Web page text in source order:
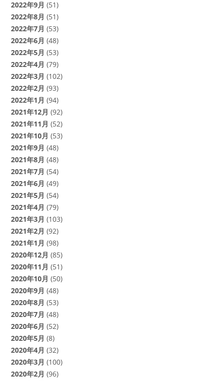
2022年9月 (51)
2022年8月 (51)
2022年7月 (53)
2022年6月 (48)
2022年5月 (53)
2022年4月 (79)
2022年3月 (102)
2022年2月 (93)
2022年1月 (94)
2021年12月 (92)
2021年11月 (52)
2021年10月 (53)
2021年9月 (48)
2021年8月 (48)
2021年7月 (54)
2021年6月 (49)
2021年5月 (54)
2021年4月 (79)
2021年3月 (103)
2021年2月 (92)
2021年1月 (98)
2020年12月 (85)
2020年11月 (51)
2020年10月 (50)
2020年9月 (48)
2020年8月 (53)
2020年7月 (48)
2020年6月 (52)
2020年5月 (8)
2020年4月 (32)
2020年3月 (100)
2020年2月 (96)